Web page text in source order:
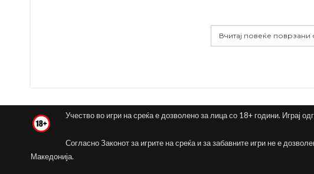
Вчитај повеќе поврзани
Учество во игри на среќа е дозволено за лица со 18+ години. Играј
Согласно Законот за игрите на среќа и за забавните игри не е
Македонија.